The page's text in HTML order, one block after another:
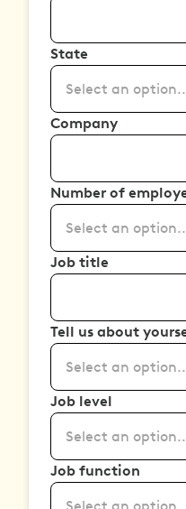
State
Select an
Company
Number of
Select an
Job title
Tell us about
Select an
Job level
Select an
Job function